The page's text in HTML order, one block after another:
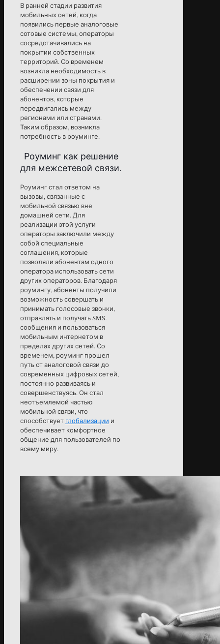
В ранней стадии развития
мобильных сетей, когда
появились первые аналоговые
сотовые системы, операторы
сосредотачивались на
покрытии собственных
территорий. Со временем
возникла необходимость в
расширении зоны покрытия и
обеспечении связи для
абонентов, которые
передвигались между
регионами или странами.
Таким образом, возникла
потребность в роуминге.
Роуминг как решение
для межсетевой связи.
Роуминг стал ответом на
вызовы, связанные с
мобильной связью вне
домашней сети. Для
реализации этой услуги
операторы заключили между
собой специальные
соглашения, которые
позволяли абонентам одного
оператора использовать сети
других операторов. Благодаря
роумингу, абоненты получили
возможность совершать и
принимать голосовые звонки,
отправлять и получать SMS-
сообщения и пользоваться
мобильным интернетом в
пределах других сетей. Со
временем, роуминг прошел
путь от аналоговой связи до
современных цифровых сетей,
постоянно развиваясь и
совершенствуясь. Он стал
неотъемлемой частью
мобильной связи, что
способствует глобализации и
обеспечивает комфортное
общение для пользователей по
всему миру.